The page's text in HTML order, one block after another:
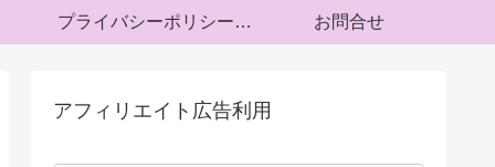
プライバシーポリシー・運営者情報 お問合せ
アフィリエイト広告利用